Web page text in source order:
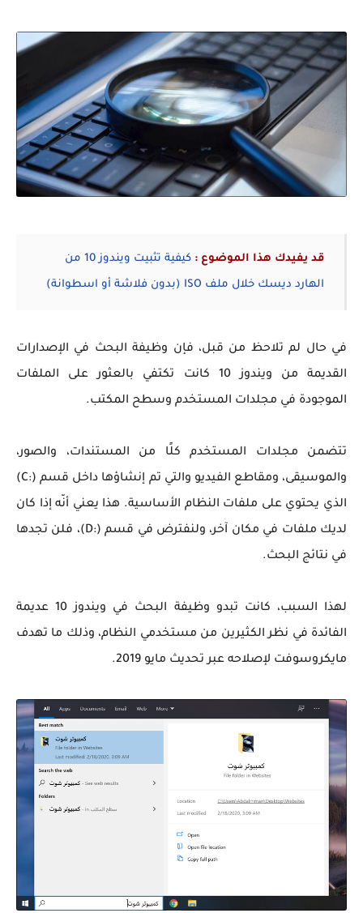
قد يفيدك هذا الموضوع : كيفية تثبيت ويندوز 10 من
الهارد ديسك خلال ملف ISO (بدون فلاشة أو اسطوانة)
في حال لم تلاحظ من قبل، فإن وظيفة البحث في الإصدارات
القديمة من ويندوز 10 كانت تكتفي بالعثور على الملفات
الموجودة في مجلدات المستخدم وسطح المكتب.
تتضمن مجلدات المستخدم كلًا من المستندات، والصور،
والموسيقى، ومقاطع الفيديو والتي تم إنشاؤها داخل قسم (:C)
الذي يحتوي على ملفات النظام الأساسية. هذا يعني أنّه إذا كان
لديك ملفات في مكان آخر، ولنفترض في قسم (:D)، فلن تجدها
في نتائج البحث.
لهذا السبب، كانت تبدو وظيفة البحث في ويندوز 10 عديمة
الفائدة في نظر الكثيرين من مستخدمي النظام، وذلك ما تهدف
مايكروسوفت لإصلاحه عبرتحديث مايو 2019.